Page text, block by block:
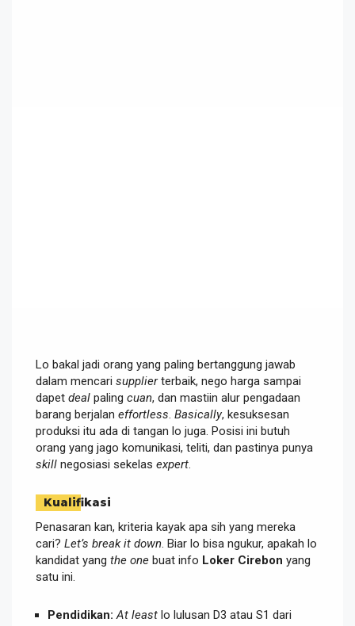
Lo bakal jadi orang yang paling bertanggung jawab
dalam mencari supplierterbaik, nego harga sampai
dapet deal paling cuan, dan mastiin alur pengadaan
barang berjalan effortless Basically, kesuksesan
produksi itu ada di tangan lo juga. Posisi ini butuh
orang yang jago komunikasi, teliti, dan pastinya punya
skill negosiasi sekelas expert
Kualifikasi
Penasaran kan, kriteria kayak apa sih yang mereka
cari? Let’s break it down . Biar lo bisa ngukur, apakah lo
kandidat yang the one buat info Loker Cirebon yang
satu ini.
Pendidikan: At least lo lulusan D3 atau S1 dari